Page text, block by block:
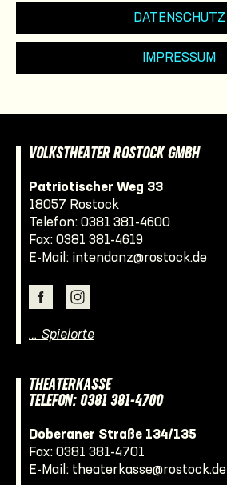
DATENSCHUTZ
IMPRESSUM
VOLKSTHEATER ROSTOCK GMBH
Patriotischer Weg 33
18057 Rostock
Telefon: 0381 381-4600
Fax: 0381 381-4619
E-Mail: intendanz@rostock.de
… Spielorte
THEATERKASSE
TELEFON: 0381 381-4700
Doberaner Straße 134/135
Fax: 0381 381-4701
E-Mail: theaterkasse@rostock.de